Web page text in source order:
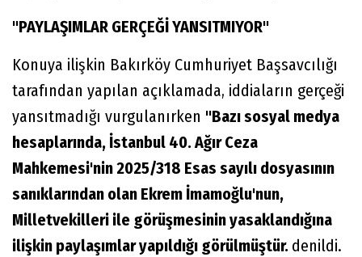
"PAYLAŞIMLAR GERÇEĞİ YANSITMIYOR"
Konuya ilişkin Bakırköy Cumhuriyet Başsavcılığı
tarafından yapılan açıklamada, iddiaların gerçeği
yansıtmadığı vurgulanırken "Bazı sosyal medya
hesaplarında, İstanbul 40. Ağır Ceza
Mahkemesi'nin 2025/318 Esas sayılı dosyasının
sanıklarından olan Ekrem İmamoğlu'nun,
Milletvekilleri ile görüşmesinin yasaklandığına
ilişkin paylaşımlar yapıldığı görülmüştür. denildi.